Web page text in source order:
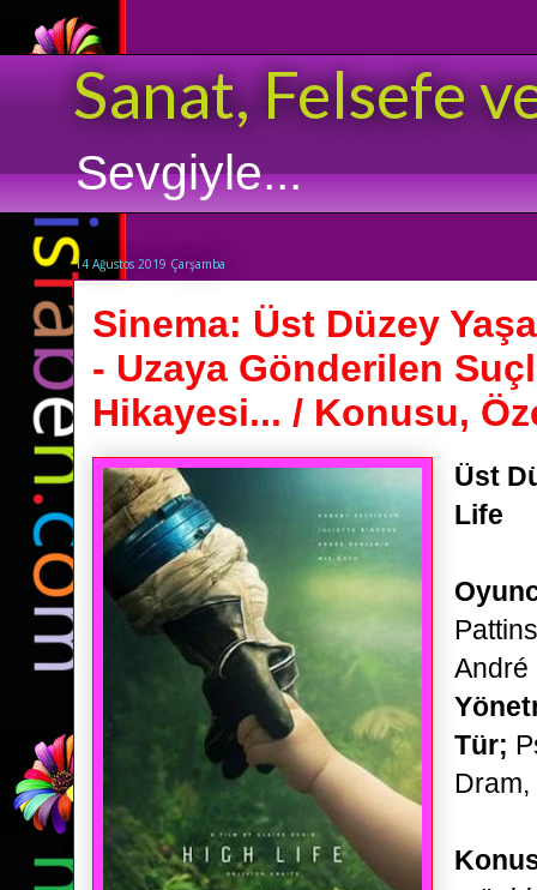
Sanat, Felsefe
Sevgiyle...
14 Ağustos 2019 Çarşamba
Sinema: Üst Düzey
- Uzaya Gönderilen
Hikayesi... / Konusu,
Üst
Life
André
Tür;
Dram,